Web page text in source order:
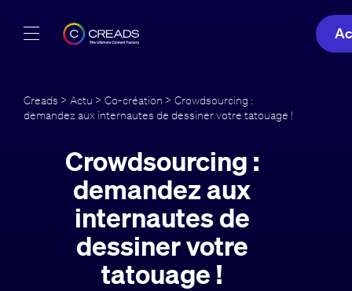
Offres
À propos
Creads > Actu > Co-création > Crowdsourcing :
demandez aux internautes de dessiner votre tatouage !
Crowdsourcing :
demandez aux
internautes de
dessiner votre
tatouage !